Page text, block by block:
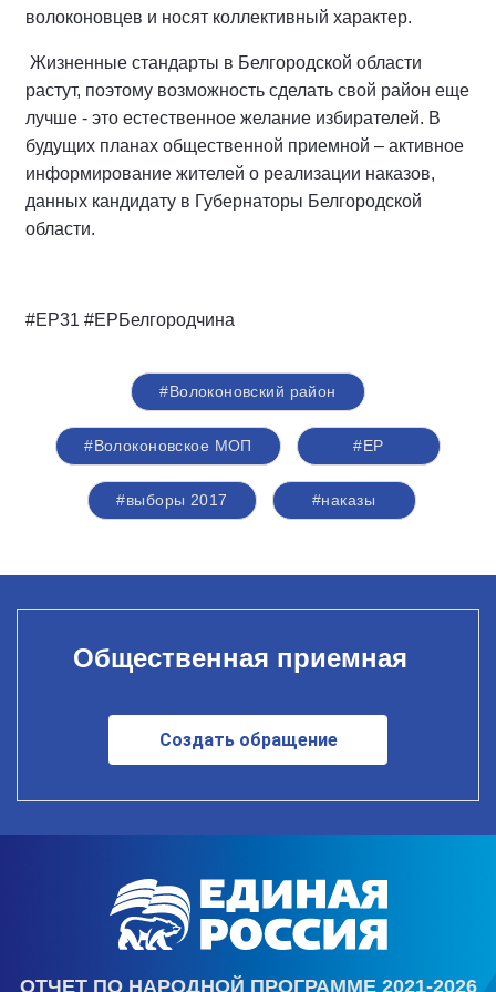
волоконовцев и носят коллективный характер.
Жизненные стандарты в Белгородской области
растут, поэтому возможность сделать свой район еще
лучше - это естественное желание избирателей. В
будущих планах общественной приемной – активное
информирование жителей о реализации наказов,
данных кандидату в Губернаторы Белгородской
области.
#ЕР31 #ЕРБелгородчина
#Волоконовский район
#Волоконовское МОП #ЕР
#выборы 2017 #наказы
Общественная приемная
Создать обращение
ОТЧЕТ ПО НАРОДНОЙ ПРОГРАММЕ 2021-2026